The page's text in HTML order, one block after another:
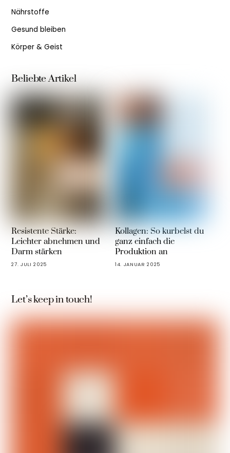
Nährstoffe
Gesund bleiben
Körper & Geist
Beliebte Artikel
Resistente Stärke:
Leichter abnehmen und
Darm stärken
27. JULI 2025
Kollagen: So kurbelst du
ganz einfach die
Produktion an
14. JANUAR 2025
Let’s keep in touch!